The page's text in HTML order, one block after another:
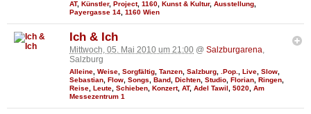
AT, Künstler, Project, 1160 Kunst & Kultur, Ausstellung
Payergasse 14 1160 Wien
Ich & Ich
Mittwoch, 05. Mai 2010 um 21:00 @ Salzburgarena,
Salzburg
Alleine, Weise, Sorgfältig, Tanzen, Salzburg, .Pop., Live, Slow,
Sebastian, Flow, Songs, Band, Dichten, Studio, Florian, Ringen,
Reise, Leute, Schieben, Konzert, AT, Adel Tawil, 5020, Am
Messezentrum 1